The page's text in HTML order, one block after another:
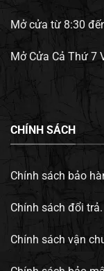
Mở cửa từ 8:30
Mở Cửa Cả Thứ 7
CHÍNH SÁCH
Chính sách bảo
Chính sách đổi trả.
Chính sách vận